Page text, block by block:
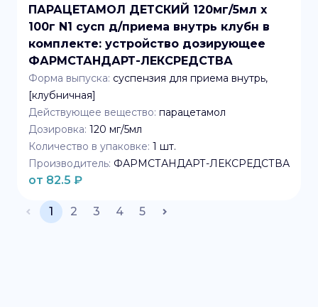
ПАРАЦЕТАМОЛ ДЕТСКИЙ 120мг/5мл x
100г N1 сусп д/приема внутрь клубн в
комплекте: устройство дозирующее
ФАРМСТАНДАРТ-ЛЕКСРЕДСТВА
Форма выпуска: суспензия для приема внутрь,
[клубничная]
Действующее вещество: парацетамол
Дозировка: 120 мг/5мл
Количество в упаковке: 1 шт.
Производитель: ФАРМСТАНДАРТ-ЛЕКСРЕДСТВА
от 82.5 ₽
1 2 3 4 5